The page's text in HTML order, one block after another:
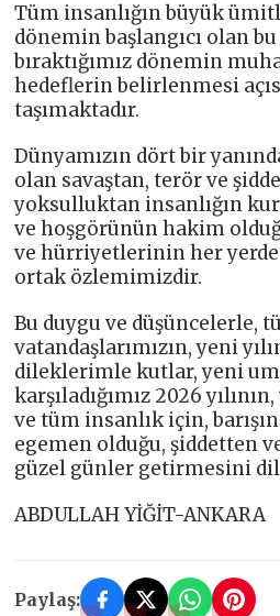
Tüm insanlığın büyük
dönemin başlangıcı olan
bıraktığımız dönemin
hedeflerin belirlenmesi
taşımaktadır.
Dünyamızın dört bir
olan savaştan, terör ve
yoksulluktan insanlığın
ve hoşgörünün hakim
ve hürriyetlerinin her yerde
ortak özlemimizdir.
Bu duygu ve düşüncelerle,
vatandaşlarımızın, yeni
dileklerimle kutlar, yeni
karşıladığımız 2026
ve tüm insanlık için,
egemen olduğu, şiddetten
güzel günler getirmesini
ABDULLAH YİĞİT-ANKARA
Paylaş: